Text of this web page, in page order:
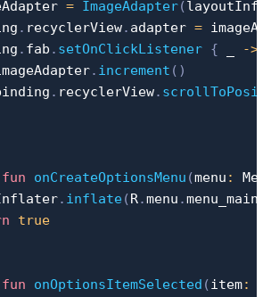
= ImageAdapter(
. recyclerView. adapter =
. fab . setOnClickListener {
->
. increment ( )
. recyclerView.
fun onCreateOptionsMenu (menu :
. inflate(R.menu .menu_main
true
fun onOptionsItemSelected (item: